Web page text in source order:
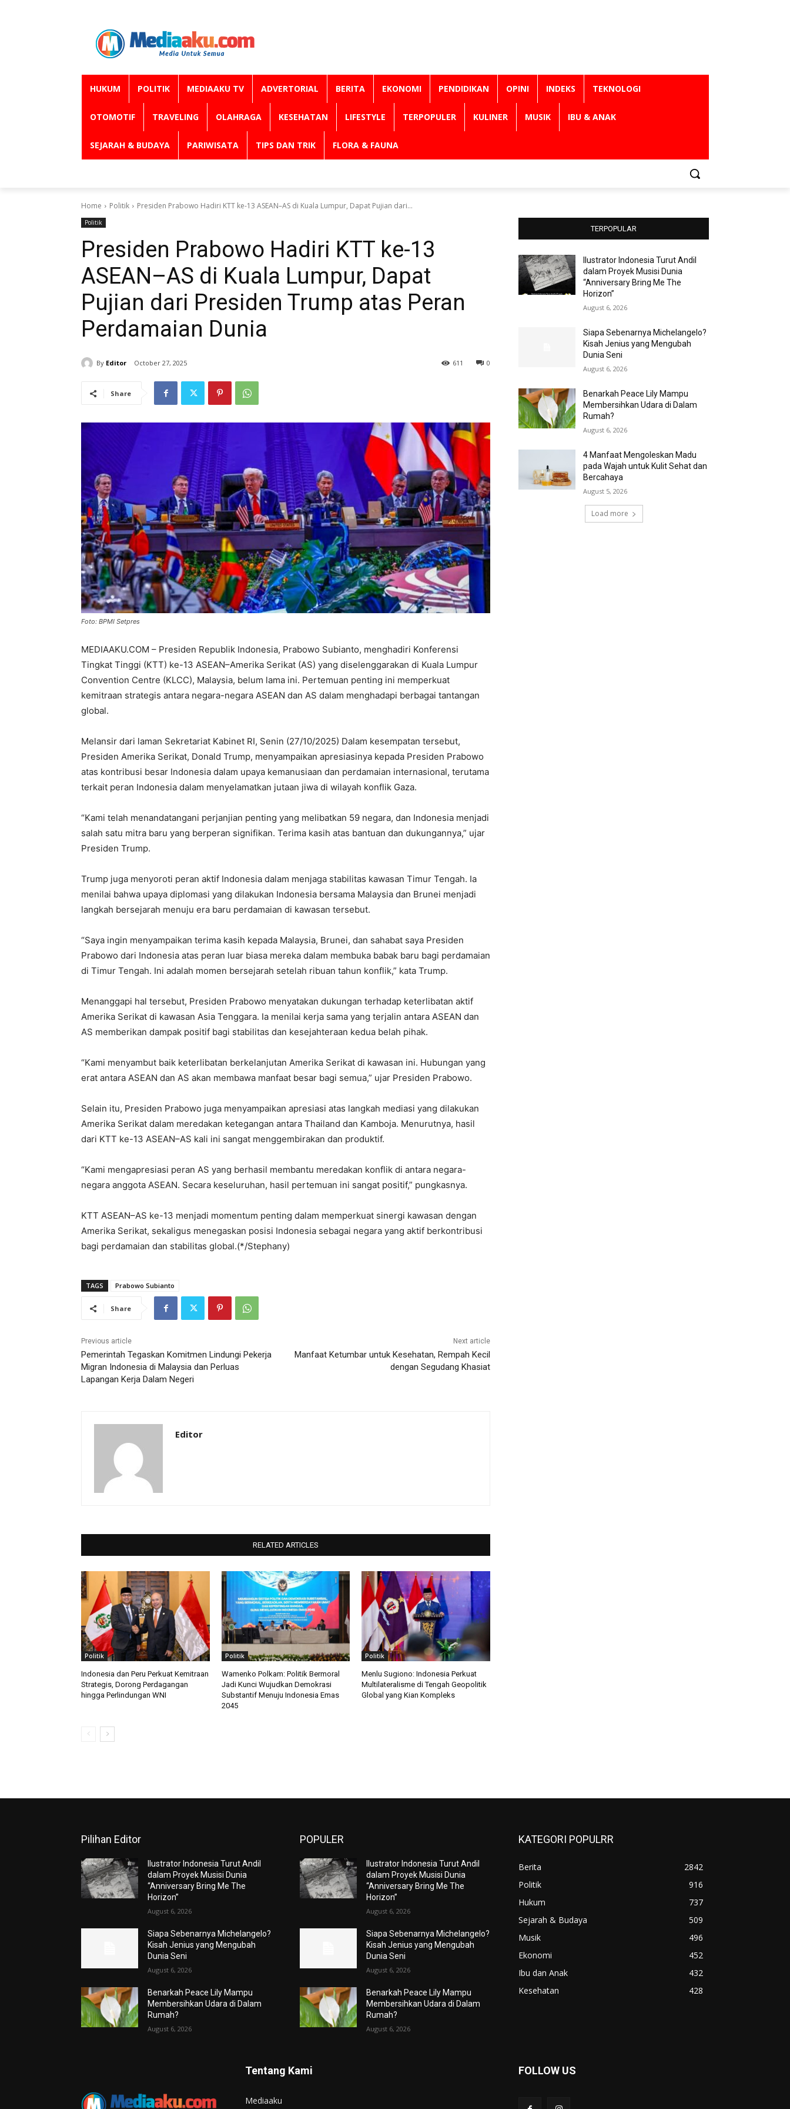
HUKUM POLITIK MEDIAAKU TV ADVERTORIAL BERITA EKONOMI PENDIDIKAN OPINI INDEKS TEKNOLOGI
OTOMOTIF TRAVELING OLAHRAGA KESEHATAN LIFESTYLE TERPOPULER KULINER MUSIK IBU & ANAK
SEJARAH & BUDAYA PARIWISATA TIPS DAN TRIK FLORA & FAUNA
Home Politik Presiden Prabowo Hadiri KTT ke-13 ASEAN–AS di Kuala Lumpur, Dapat Pujian dari...
Politik
Presiden Prabowo Hadiri KTT ke-13
ASEAN–AS di Kuala Lumpur, Dapat
Pujian dari Presiden Trump atas Peran
Perdamaian Dunia
By Editor October 27, 2025 0
611
Share
Foto: BPMI Setpres
MEDIAAKU.COM – Presiden Republik Indonesia, Prabowo Subianto, menghadiri Konferensi
Tingkat Tinggi (KTT) ke-13 ASEAN–Amerika Serikat (AS) yang diselenggarakan di Kuala Lumpur
Convention Centre (KLCC), Malaysia, belum lama ini. Pertemuan penting ini memperkuat
kemitraan strategis antara negara-negara ASEAN dan AS dalam menghadapi berbagai tantangan
global.
Melansir dari laman Sekretariat Kabinet RI, Senin (27/10/2025) Dalam kesempatan tersebut,
Presiden Amerika Serikat, Donald Trump, menyampaikan apresiasinya kepada Presiden Prabowo
atas kontribusi besar Indonesia dalam upaya kemanusiaan dan perdamaian internasional, terutama
terkait peran Indonesia dalam menyelamatkan jutaan jiwa di wilayah konflik Gaza.
“Kami telah menandatangani perjanjian penting yang melibatkan 59 negara, dan Indonesia menjadi
salah satu mitra baru yang berperan signifikan. Terima kasih atas bantuan dan dukungannya,” ujar
Presiden Trump.
Trump juga menyoroti peran aktif Indonesia dalam menjaga stabilitas kawasan Timur Tengah. Ia
menilai bahwa upaya diplomasi yang dilakukan Indonesia bersama Malaysia dan Brunei menjadi
langkah bersejarah menuju era baru perdamaian di kawasan tersebut.
“Saya ingin menyampaikan terima kasih kepada Malaysia, Brunei, dan sahabat saya Presiden
Prabowo dari Indonesia atas peran luar biasa mereka dalam membuka babak baru bagi perdamaian
di Timur Tengah. Ini adalah momen bersejarah setelah ribuan tahun konflik,” kata Trump.
Menanggapi hal tersebut, Presiden Prabowo menyatakan dukungan terhadap keterlibatan aktif
Amerika Serikat di kawasan Asia Tenggara. Ia menilai kerja sama yang terjalin antara ASEAN dan
AS memberikan dampak positif bagi stabilitas dan kesejahteraan kedua belah pihak.
“Kami menyambut baik keterlibatan berkelanjutan Amerika Serikat di kawasan ini. Hubungan yang
erat antara ASEAN dan AS akan membawa manfaat besar bagi semua,” ujar Presiden Prabowo.
Selain itu, Presiden Prabowo juga menyampaikan apresiasi atas langkah mediasi yang dilakukan
Amerika Serikat dalam meredakan ketegangan antara Thailand dan Kamboja. Menurutnya, hasil
dari KTT ke-13 ASEAN–AS kali ini sangat menggembirakan dan produktif.
“Kami mengapresiasi peran AS yang berhasil membantu meredakan konflik di antara negara-
negara anggota ASEAN. Secara keseluruhan, hasil pertemuan ini sangat positif,” pungkasnya.
KTT ASEAN–AS ke-13 menjadi momentum penting dalam memperkuat sinergi kawasan dengan
Amerika Serikat, sekaligus menegaskan posisi Indonesia sebagai negara yang aktif berkontribusi
bagi perdamaian dan stabilitas global.(*/Stephany)
TAGS Prabowo Subianto
Share
Previous article
Pemerintah Tegaskan Komitmen Lindungi Pekerja
Migran Indonesia di Malaysia dan Perluas
Lapangan Kerja Dalam Negeri
Next article
Manfaat Ketumbar untuk Kesehatan, Rempah Kecil
dengan Segudang Khasiat
Editor
RELATED ARTICLES
Politik
Indonesia dan Peru Perkuat Kemitraan
Strategis, Dorong Perdagangan
hingga Perlindungan WNI
Politik
Wamenko Polkam: Politik Bermoral
Jadi Kunci Wujudkan Demokrasi
Substantif Menuju Indonesia Emas
2045
Politik
Menlu Sugiono: Indonesia Perkuat
Multilateralisme di Tengah Geopolitik
Global yang Kian Kompleks
TERPOPULAR
Ilustrator Indonesia Turut Andil
dalam Proyek Musisi Dunia
“Anniversary Bring Me The
Horizon”
August 6, 2026
Siapa Sebenarnya Michelangelo?
Kisah Jenius yang Mengubah
Dunia Seni
August 6, 2026
Benarkah Peace Lily Mampu
Membersihkan Udara di Dalam
Rumah?
August 6, 2026
4 Manfaat Mengoleskan Madu
pada Wajah untuk Kulit Sehat dan
Bercahaya
August 5, 2026
Load more
Pilihan Editor
Ilustrator Indonesia Turut Andil
dalam Proyek Musisi Dunia
“Anniversary Bring Me The
Horizon”
August 6, 2026
Siapa Sebenarnya Michelangelo?
Kisah Jenius yang Mengubah
Dunia Seni
August 6, 2026
Benarkah Peace Lily Mampu
Membersihkan Udara di Dalam
Rumah?
August 6, 2026
POPULER
Ilustrator Indonesia Turut Andil
dalam Proyek Musisi Dunia
“Anniversary Bring Me The
Horizon”
August 6, 2026
Siapa Sebenarnya Michelangelo?
Kisah Jenius yang Mengubah
Dunia Seni
August 6, 2026
Benarkah Peace Lily Mampu
Membersihkan Udara di Dalam
Rumah?
August 6, 2026
KATEGORI POPULRR
Berita
2842
Politik
916
Hukum
737
Sejarah & Budaya
509
Musik
496
Ekonomi
452
Ibu dan Anak
432
Kesehatan
428
Tentang Kami
Mediaaku
FOLLOW US